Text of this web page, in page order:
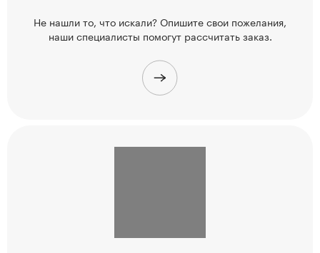
Не нашли то, что искали? Опишите свои пожелания,
нашиспециалисты помогут рассчитать заказ.